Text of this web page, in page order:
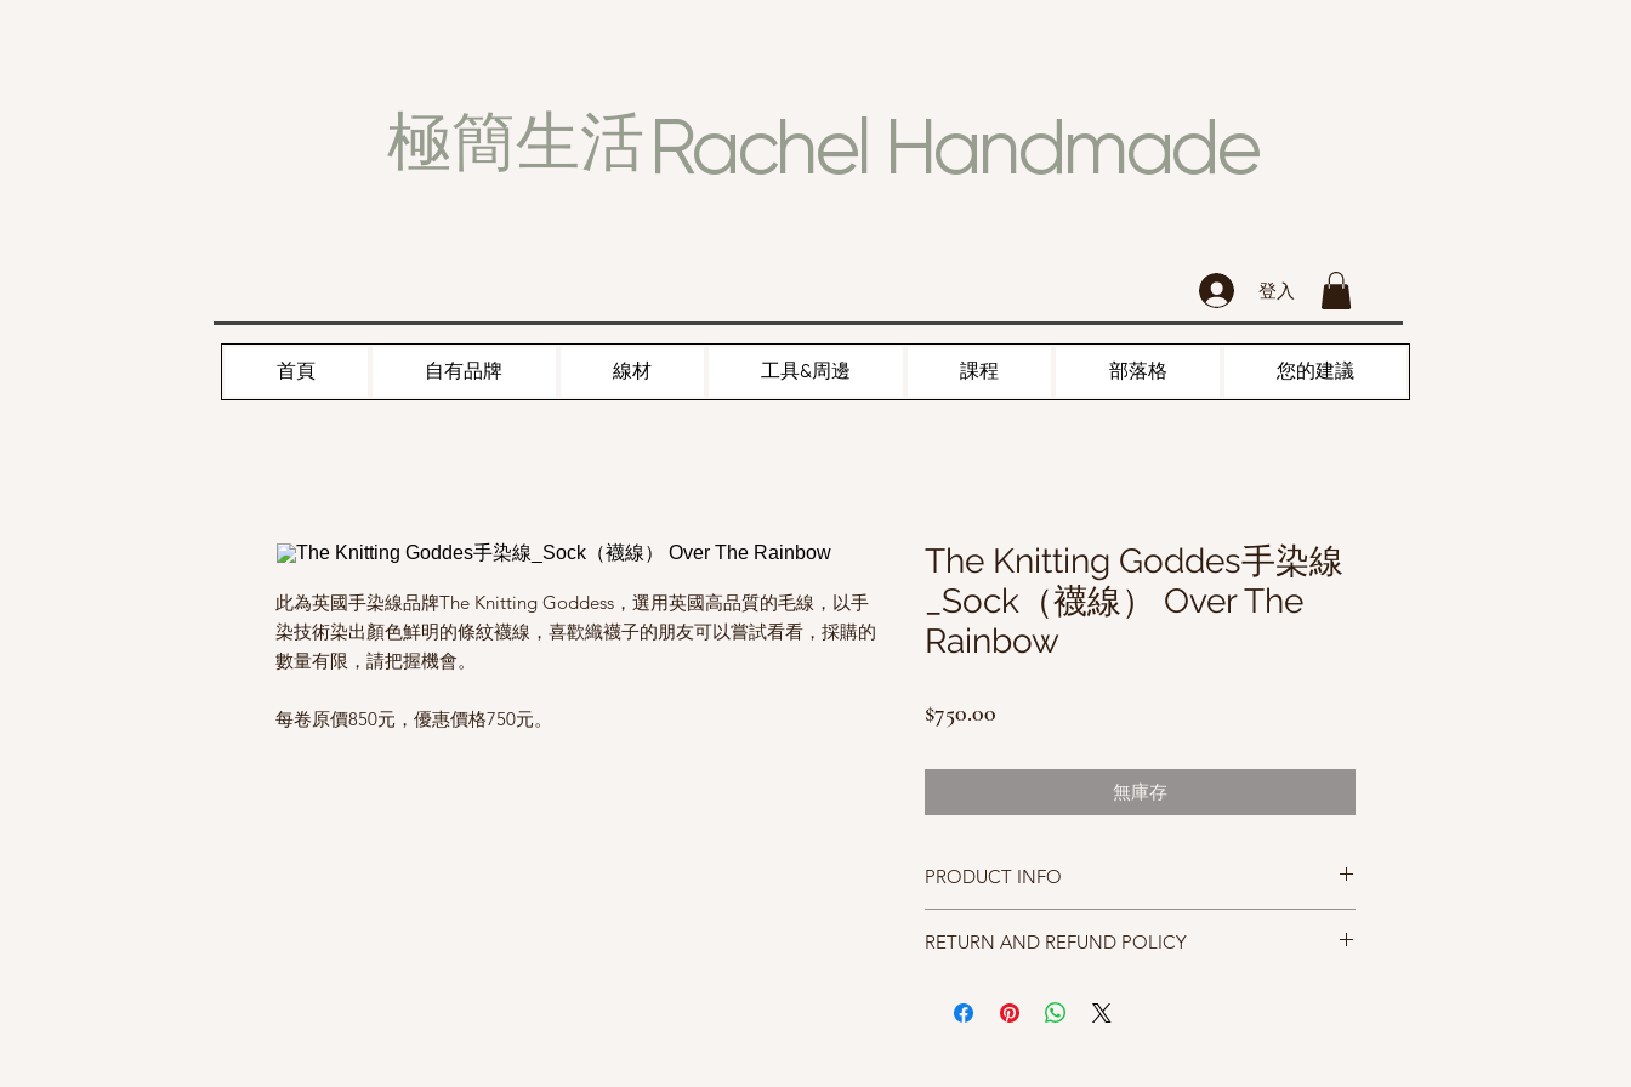
極簡生活Rachel Handmade
登入
首頁 自有品牌 線材 工具&周邊 課程 部落格 您的建議
此為英國手染線品牌The Knitting Goddess，選用英國高品質的毛線，以手
染技術染出顏色鮮明的條紋襪線，喜歡織襪子的朋友可以嘗試看看，採購的
數量有限，請把握機會。
每卷原價850元，優惠價格750元。
The Knitting Goddes手染線
_Sock（襪線） Over The
Rainbow
$750.00
無庫存
PRODUCT INFO
碼重:100g/400m
RETURN AND REFUND POLICY
仔細斟酌，因數量有限，售出後無法退換，敬請見諒。